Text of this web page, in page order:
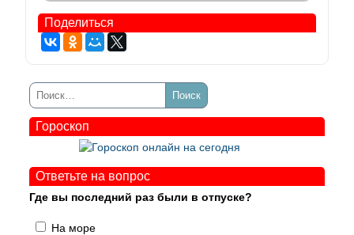
Поделиться
Гороскоп
Ответьте на вопрос
Где вы последний раз были в отпуске?
На море